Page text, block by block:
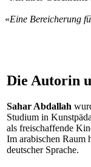
«Eine Bereicherung
Die Autorin
Sahar Abdallah
Studium in
als freischaffende
Im arabischen Raum
deutscher Sprache.